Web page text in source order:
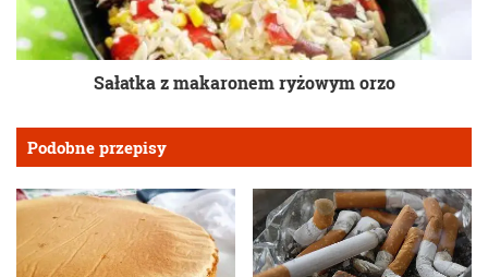
Sałatka z makaronem ryżowym orzo
Podobne przepisy